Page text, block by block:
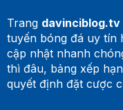
Trang davinciblog.tv
tuyến bóng đá uy tín
cập nhật nhanh
thì đâu, bảng xếp
quyết định đặt cược